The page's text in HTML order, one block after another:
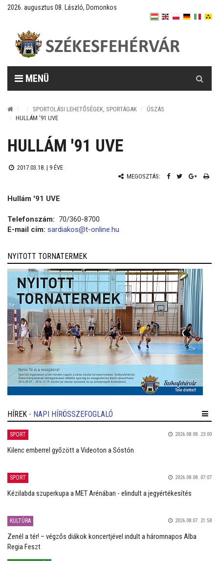
2026. augusztus 08. László, Domonkos
MENÜ
SPORTOLÁSI LEHETŐSÉGEK, SPORTÁGAK
ÚSZÁS
HULLÁM '91 UVE
HULLÁM '91 UVE
2017.03.18. | 9 ÉVE
MEGOSZTÁS:
Hullám '91 UVE
Telefonszám: 70/360-8700
E-mail cím: sardiakos@t-online.hu
NYITOTT TORNATERMEK
HÍREK - NAPI HÍRÖSSZEFOGLALÓ
SPORT 2026.08.08. 23:00
Kilenc emberrel győzött a Videoton a Sóstón
SPORT 2026.08.08. 07:07
Kézilabda szuperkupa a MET Arénában - elindult a jegyértékesítés
KULTÚRA 2026.08.07. 21:58
Zenél a tér! – végzős diákok koncertjével indult a háromnapos Alba
Regia Feszt